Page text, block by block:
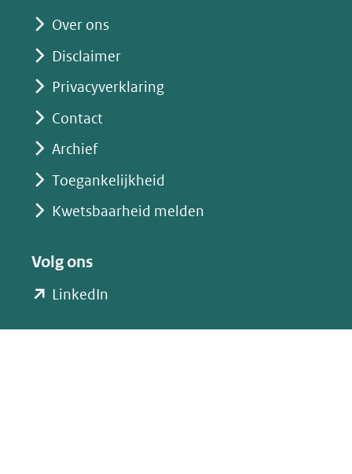
Over ons
Disclaimer
Privacyverklaring
Contact
Archief
Toegankelijkheid
Kwetsbaarheid melden
Volg ons
LinkedIn